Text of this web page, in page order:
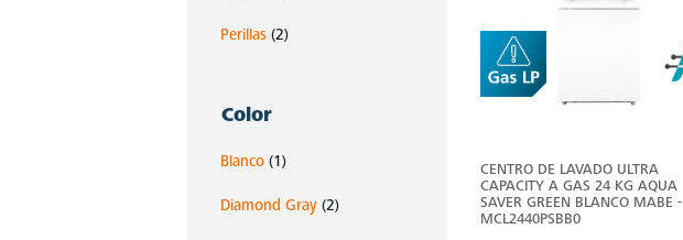
Perillas (2)
Color
Blanco (1)
Diamond Gray (2)
CENTRO DE LAVADO ULTRA
CAPACITY A GAS 24 KG AQUA
SAVER GREEN BLANCO MABE -
MCL2440PSBB0